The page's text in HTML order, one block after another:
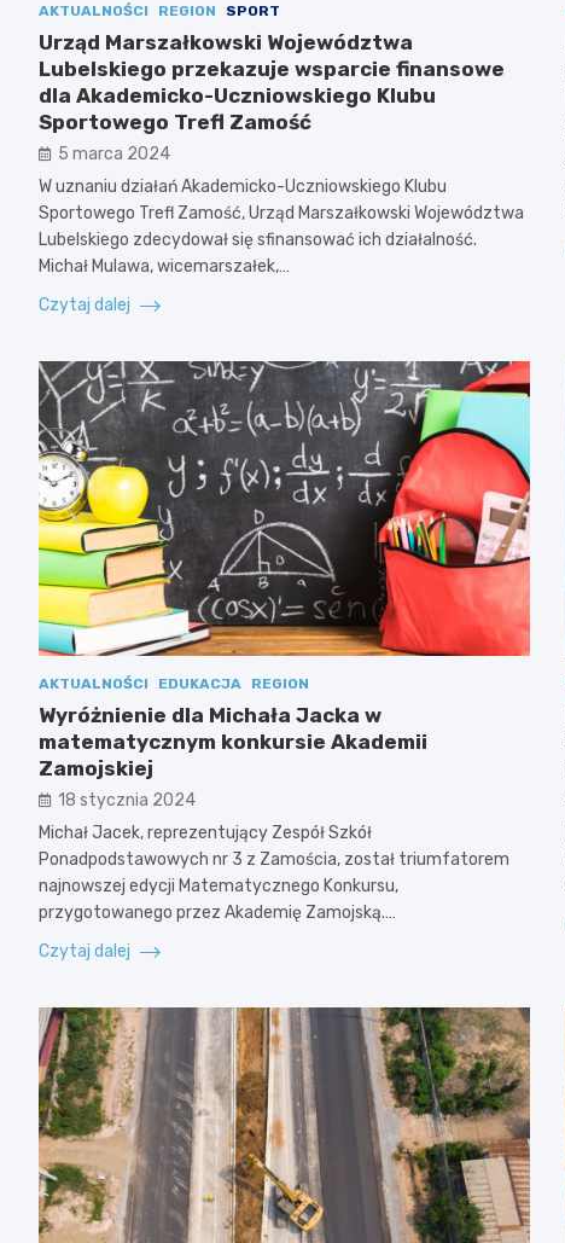
AKTUALNOŚCI REGION SPORT
Urząd Marszałkowski Województwa
Lubelskiego przekazuje wsparcie finansowe
dla Akademicko-Uczniowskiego Klubu
Sportowego Trefl Zamość
5 marca 2024
W uznaniu działań Akademicko-Uczniowskiego Klubu
Sportowego Trefl Zamość, Urząd Marszałkowski Województwa
Lubelskiego zdecydował się sfinansować ich działalność.
Michał Mulawa, wicemarszałek,…
Czytaj dalej
AKTUALNOŚCI EDUKACJA REGION
Wyróżnienie dla Michała Jacka w
matematycznym konkursie Akademii
Zamojskiej
18 stycznia 2024
Michał Jacek, reprezentujący Zespół Szkół
Ponadpodstawowych nr 3 z Zamościa, został triumfatorem
najnowszej edycji Matematycznego Konkursu,
przygotowanego przez Akademię Zamojską.…
Czytaj dalej